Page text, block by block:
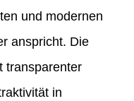
und modernen
anspricht. Die
transparenter
in